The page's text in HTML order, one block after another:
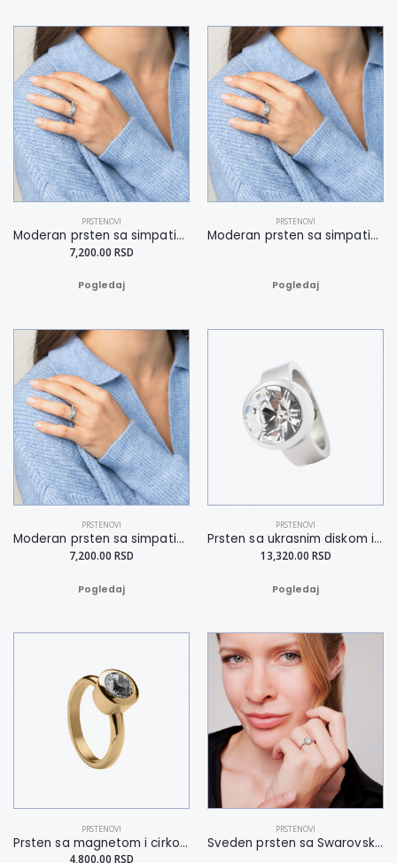
PRSTENOVI
Moderan prsten sa simpatičnim detaljima 19
7,200.00 RSD
Pogledaj
PRSTENOVI
Moderan prsten sa simpatičnim detaljima 18
Pogledaj
PRSTENOVI
Moderan prsten sa simpatičnim detaljima 17
7,200.00 RSD
Pogledaj
PRSTENOVI
Prsten sa ukrasnim diskom i kamenom 17
13,320.00 RSD
Pogledaj
PRSTENOVI
Prsten sa magnetom i cirkonom u boji zlata 20
4,800.00 RSD
PRSTENOVI
Sveden prsten sa Swarovski kristalom 16